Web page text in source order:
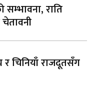
राति
चेतावनी
र चिनियाँ राजदूतसँग